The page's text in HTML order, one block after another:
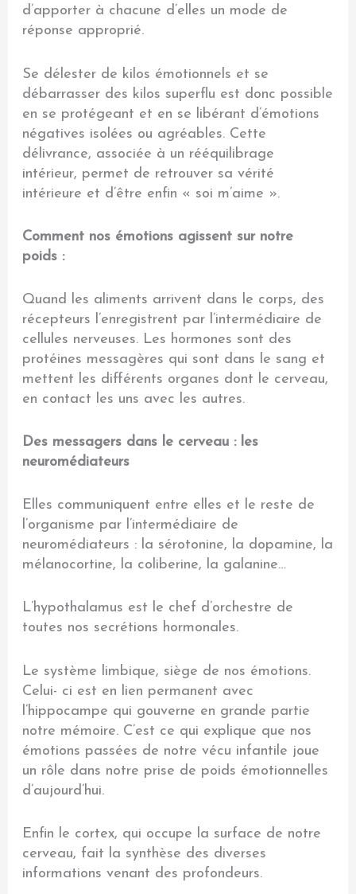
d’apporter à chacune d’elles un mode de
réponse approprié.
Se délester de kilos émotionnels et se
débarrasser des kilos superflu est donc possible
en se protégeant et en se libérant d’émotions
négatives isolées ou agréables. Cette
délivrance, associée à un rééquilibrage
intérieur, permet de retrouver sa vérité
intérieure et d’être enfin « soi m’aime ».
Comment nos émotions agissent sur notre
poids :
Quand les aliments arrivent dans le corps, des
récepteurs l’enregistrent par l’intermédiaire de
cellules nerveuses. Les hormones sont des
protéines messagères qui sont dans le sang et
mettent les différents organes dont le cerveau,
en contact les uns avec les autres.
Des messagers dans le cerveau : les
neuromédiateurs
Elles communiquent entre elles et le reste de
l’organisme par l’intermédiaire de
neuromédiateurs : la sérotonine, la dopamine, la
mélanocortine, la coliberine, la galanine…
L’hypothalamus est le chef d’orchestre de
toutes nos secrétions hormonales.
Le système limbique, siège de nos émotions.
Celui- ci est en lien permanent avec
l’hippocampe qui gouverne en grande partie
notre mémoire. C’est ce qui explique que nos
émotions passées de notre vécu infantile joue
un rôle dans notre prise de poids émotionnelles
d’aujourd’hui.
Enfin le cortex, qui occupe la surface de notre
cerveau, fait la synthèse des diverses
informations venant des profondeurs.